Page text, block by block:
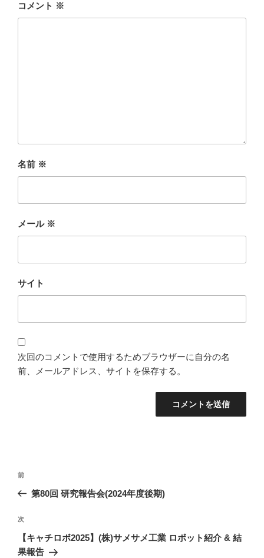
コメント ※
名前 ※
メール ※
サイト
次回のコメントで使用するためブラウザーに自分の名
前、メールアドレス、サイトを保存する。
投
ナ
ビ
ゲ
ー
過
去
投
稿
前
第80回 研究報告会(2024年度後期)
次
の
投
次
【キャチロボ2025】(株)サメサメ工業 ロボット紹介 & 結
果報告